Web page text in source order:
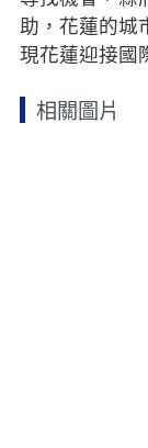
助，花蓮的城
現花蓮迎接國
相關圖片